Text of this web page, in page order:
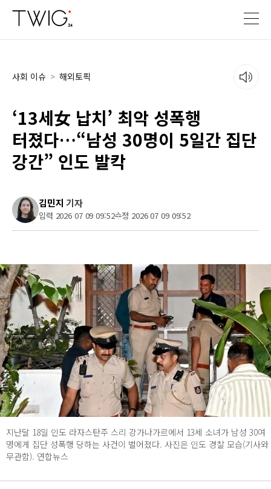
사회 이슈 > 해외토픽
‘13세女 납치’ 최악 성폭행
터졌다…“남성 30명이 5일간 집단
강간” 인도 발칵
김민지 기자
입력 2026 07 09 09:52수정 2026 07 09 09:52
지난달 18일 인도 라자스탄주 스리 강가나가르에서 13세 소녀가 남성 30여
명에게 집단 성폭행 당하는 사건이 벌어졌다. 사진은 인도 경찰 모습(기사와
무관함). 연합뉴스